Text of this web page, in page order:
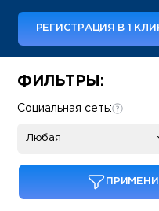
РЕГИСТРАЦИЯ В 1
Some SEO Title
ФИЛЬТРЫ:
Социальная сеть:
Любая